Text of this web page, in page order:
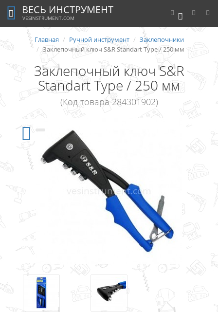
0
ВЕСЬ ИНСТРУМЕНТ
VESINSTRUMENT.COM
Главная Ручной инструмент
Заклепочники
Заклепочный ключ S&R Standart Type / 250 мм
Заклепочный ключ S&R
Standart Type / 250 мм
(Код товара 284301902)